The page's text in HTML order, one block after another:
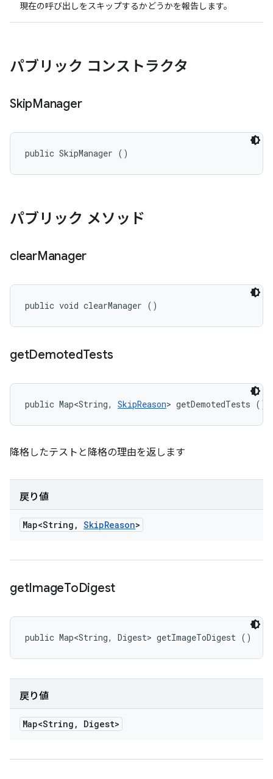
現在の呼び出しをスキップするかどうかを報告します。
パブリック コンストラクタ
SkipManager
public SkipManager ()
パブリック メソッド
clearManager
public void clearManager ()
getDemotedTests
public Map<String, SkipReason> getDemotedTests ()
降格したテストと降格の理由を返します
戻り値
Map<String , SkipReason>
getImageToDigest
public Map<String, Digest> getImageToDigest ()
戻り値
Map<String , Digest>